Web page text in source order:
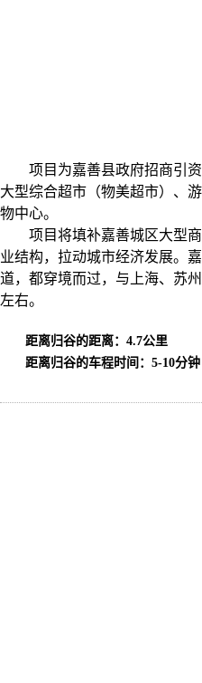
项目为嘉善县政府招商引
大型综合超市（物美超市）、
物中心。
项目将填补嘉善城区大型
业结构，拉动城市经济发展。
道，都穿境而过，与上海、苏
左右。
距离归谷的距离：4.7公里
距离归谷的车程时间：5-10分钟